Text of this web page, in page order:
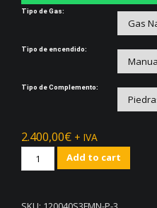
Tipo de Gas:
Tipo de encendido:
Tipo de Complemento:
2.400,00€ + IVA
Chimenea
VIENA
3
Add to cart